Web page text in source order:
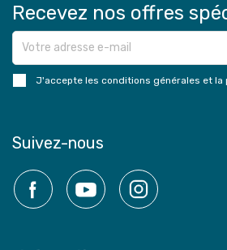
Recevez nos offres
J'accepte les conditions générales et
Suivez-nous
Facebook YouTube